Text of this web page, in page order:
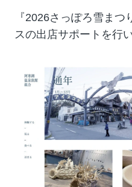
『2026さっぽろ雪ま
スの出店サポートを行